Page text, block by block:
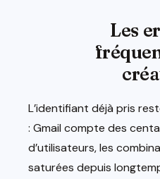
Les
L’identifiant déjà pris
: Gmail compte des
d’utilisateurs, les
saturées depuis